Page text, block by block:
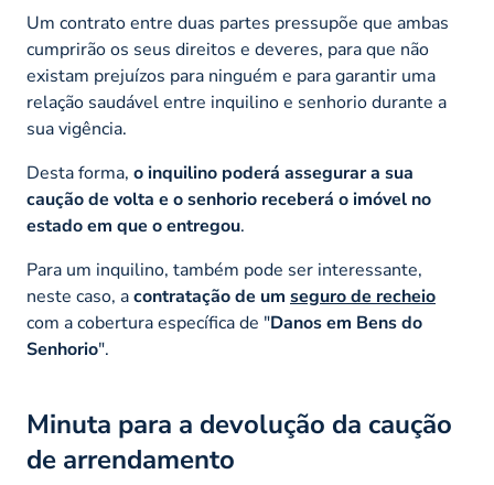
Um contrato entre duas partes pressupõe que ambas
cumprirão os seus direitos e deveres, para que não
existam prejuízos para ninguém e para garantir uma
relação saudável entre inquilino e senhorio durante a
sua vigência.
Desta forma, o inquilino poderá assegurar a sua
caução de volta e o senhorio receberá o imóvel no
estado em que o entregou.
Para um inquilino, também pode ser interessante,
neste caso, acontratação de um seguro de recheio
com a cobertura específica de "Danos em Bens do
Senhorio".
Minuta para a devolução da caução
de arrendamento